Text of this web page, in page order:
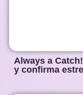
Always a
y confirma